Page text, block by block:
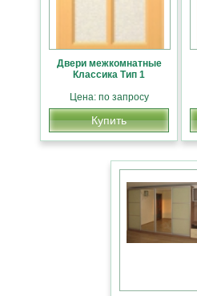
Двери межкомнатные
Классика Тип 1
Цена: по запросу
Купить